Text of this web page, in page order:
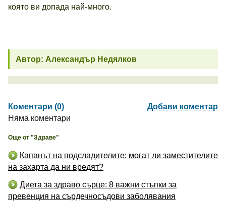
която ви допада най-много.
Автор: Александър Недялков
Коментари (0)
Добави коментар
Няма коментари
Още от "Здраве"
Капанът на подсладителите: могат ли заместителите
на захарта да ни вредят?
Диета за здраво сърце: 8 важни стъпки за
превенция на сърдечносъдови заболявания